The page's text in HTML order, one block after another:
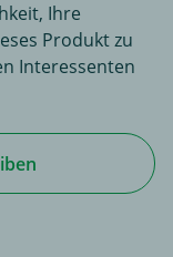
Ihre
Produkt zu
Interessenten